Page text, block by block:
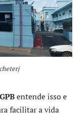
entende isso e
facilitar a vida